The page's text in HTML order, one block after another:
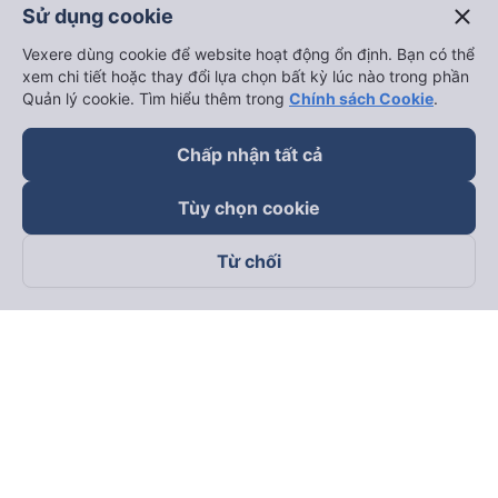
Theo dõi chúng tôi trên
Sử dụng cookie close
Vexere dùng cookie để website hoạt động ổn định. Bạn có thể
xem chi tiết hoặc thay đổi lựa chọn bất kỳ lúc nào trong phần
Quản lý cookie. Tìm hiểu thêm trong Chính sách Cookie.
Chấp nhận tất cả
Tùy chọn cookie
Từ chối